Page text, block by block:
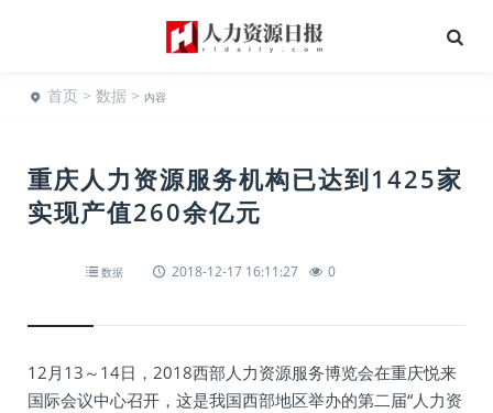
首页 > 数据 > 内容
重庆人力资源服务机构已达到1425家
实现产值260余亿元
数据 2018-12-17 16:11:27 0
12月13～14日，2018西部人力资源服务博览会在重庆悦来
国际会议中心召开，这是我国西部地区举办的第二届“人力资